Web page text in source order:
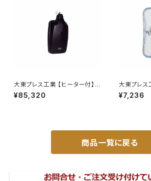
大東プレス工業 【ヒーター付】ハ
イウェイリモコンミラー DI-712
1CXE
¥85,320
大東プレ
ラー UD
左 DI-58
¥7,236
商品一覧に戻る